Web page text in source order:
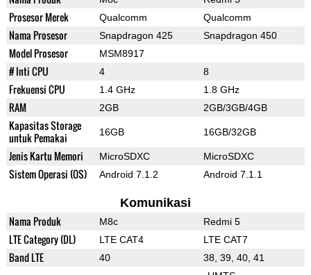
Prosesor Merek Qualcomm Qualcomm
Nama Prosesor Snapdragon 425 Snapdragon 450
Model Prosesor MSM8917
# Inti CPU 4 8
Frekuensi CPU 1.4 GHz 1.8 GHz
RAM 2GB 2GB/3GB/4GB
Kapasitas Storage
untuk Pemakai
16GB 16GB/32GB
Jenis Kartu Memori MicroSDXC MicroSDXC
Sistem Operasi (OS) Android 7.1.2 Android 7.1.1
Komunikasi
Nama Produk M8c Redmi 5
LTE Category (DL) LTE CAT4 LTE CAT7
Band LTE 40 38, 39, 40, 41